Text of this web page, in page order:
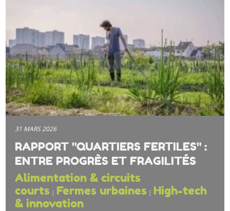
31 MARS 2026
RAPPORT "QUARTIERS FERTILES" :
ENTRE PROGRÈS ET FRAGILITÉS
Alimentation & circuits
courts | Fermes urbaines | High-tech
& innovation